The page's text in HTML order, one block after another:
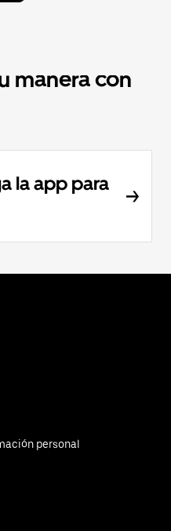
manera con
la app para
personal